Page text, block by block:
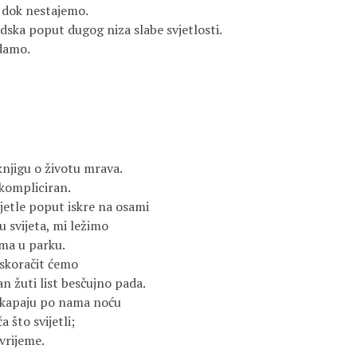
nestajemo.
poput dugog niza slabe svjetlosti.
o životu mrava.
poput iskre na osami
svijeta, mi ležimo
u parku.
ćemo
žuti list besčujno pada.
po nama noću
što svijetli;